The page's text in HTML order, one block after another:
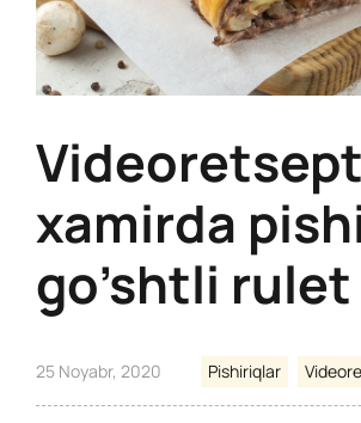
xamirda
go’shtli rulet
25 Noyabr, 2020 Pishiriqlar